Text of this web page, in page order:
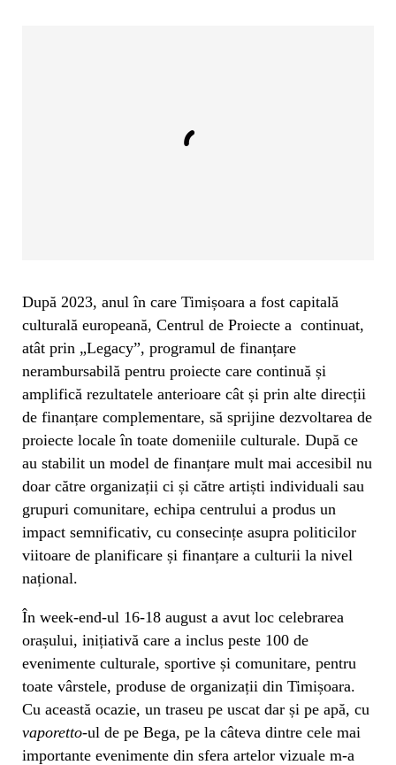
După 2023, anul în care Timișoara a fost capitală
culturală europeană, Centrul de Proiecte a continuat,
atât prin „Legacy”, programul de finanțare
nerambursabilă pentru proiecte care continuă și
amplifică rezultatele anterioare cât și prin alte direcții
de finanțare complementare, să sprijine dezvoltarea de
proiecte locale în toate domeniile culturale. După ce
au stabilit un model de finanțare mult mai accesibil nu
doar către organizații ci și către artiști individuali sau
grupuri comunitare, echipa centrului a produs un
impact semnificativ, cu consecințe asupra politicilor
viitoare de planificare și finanțare a culturii la nivel
național.
În week-end-ul 16-18 august a avut loc celebrarea
orașului, inițiativă care a inclus peste 100 de
evenimente culturale, sportive și comunitare, pentru
toate vârstele, produse de organizații din Timișoara.
Cu această ocazie, un traseu pe uscat dar și pe apă, cu
vaporetto-ul de pe Bega, pe la câteva dintre cele mai
importante evenimente din sfera artelor vizuale m-a